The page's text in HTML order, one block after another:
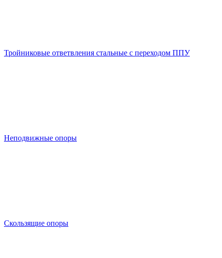
Тройниковые ответвления стальные с переходом ППУ
Неподвижные опоры
Скользящие опоры